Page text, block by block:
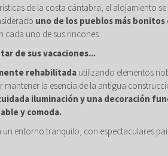
de la costa cántabra, el alojamiento se
uno de los pueblos más bonitos
cada uno de sus rincones.
de sus vacaciones...
rehabilitada utilizando elementos
mantener la esencia de la antigua
iluminación y una decoración
y comoda.
un entorno tranquilo, con espectaculares